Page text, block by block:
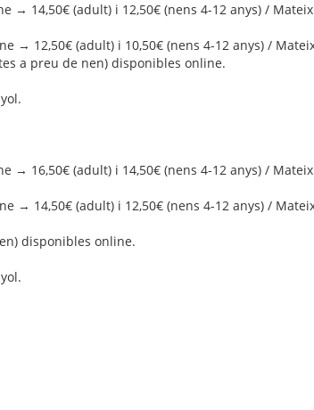
→ 14,50€ (adult) i 12,50€ (nens 4-12 anys) /
→ 12,50€ (adult) i 10,50€ (nens 4-12 anys) /
a preu de nen) disponibles online.
→ 16,50€ (adult) i 14,50€ (nens 4-12 anys) /
→ 14,50€ (adult) i 12,50€ (nens 4-12 anys) /
disponibles online.